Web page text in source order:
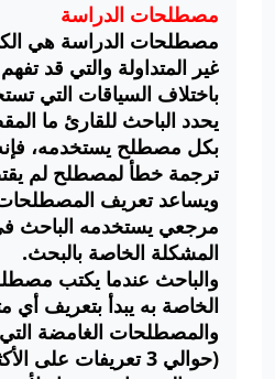
مصطلحات الدراسة
مصطلحات الدراسة هي
غير المتداولة والتي قد
باختلاف السياقات التي
يحدد الباحث للقارئ ما
بكل مصطلح يستخدمه،
ترجمة خطأ لمصطلح لم
ويساعد تعريف
مرجعي يستخدمه الباحث
المشكلة الخاصة بالبحث.
والباحث عندما يكتب
الخاصة به يبدأ بتعريف أي
والمصطلحات الغامضة التي
(حوالي 3 تعريفات